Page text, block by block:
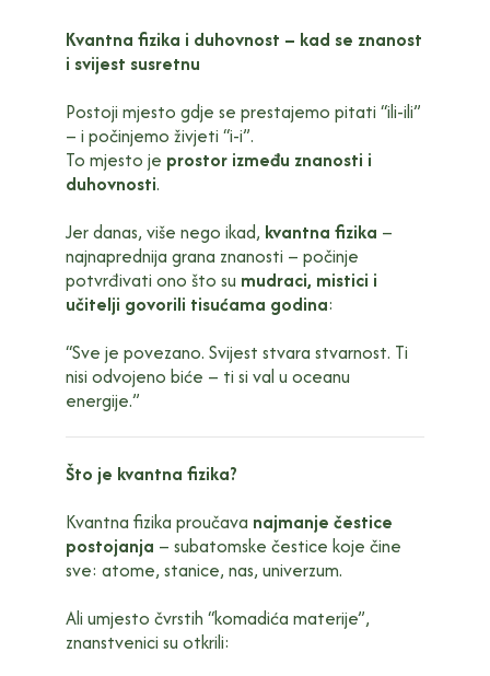
Kvantna fizika i duhovnost – kad se znanost
i svijest susretnu
Postoji mjesto gdje se prestajemo pitati “ili-ili”
– i počinjemo živjeti “i-i”.
To mjesto je prostor između znanosti i
duhovnosti.
Jer danas, više nego ikad, kvantna fizika –
najnaprednija grana znanosti – počinje
potvrđivati ono što su mudraci, mistici i
učitelji govorili tisućama godina:
“Sve je povezano. Svijest stvara stvarnost. Ti
nisi odvojeno biće – ti si val u oceanu
energije.”
Što je kvantna fizika?
Kvantna fizika proučava najmanje čestice
postojanja – subatomske čestice koje čine
sve: atome, stanice, nas, univerzum.
Ali umjesto čvrstih “komadića materije”,
znanstvenici su otkrili: